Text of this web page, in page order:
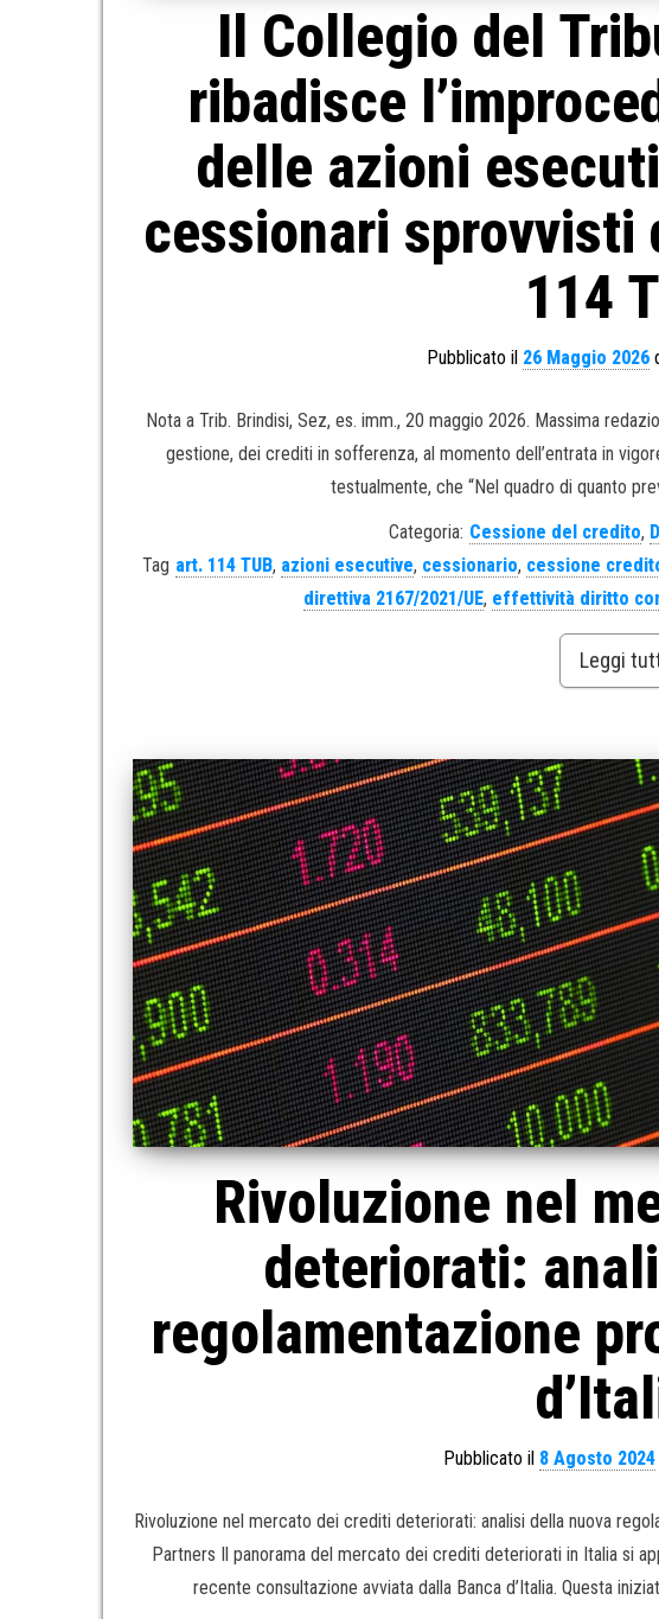
Il Collegio del
ribadisce
delle azioni
cessionari
114
Pubblicato il 26 Maggio 2026
Nota a Trib. Brindisi, Sez, es. imm., 20 maggio 2026. Massima
gestione, dei crediti in sofferenza, al momento dell’entrata in
testualmente, che “Nel quadro di quanto
Categoria: Cessione del credito,
Tag art. 114 TUB, azioni esecutive, cessionario, cessione
direttiva 2167/2021/UE, effettività diritto
Leggi
Rivoluzione nel
deteriorati:
regolamentazione
Pubblicato il 8 Agosto 2024
Rivoluzione nel mercato dei crediti deteriorati: analisi della nuova
Partners Il panorama del mercato dei crediti deteriorati in Italia si
recente consultazione avviata dalla Banca d’Italia. Questa